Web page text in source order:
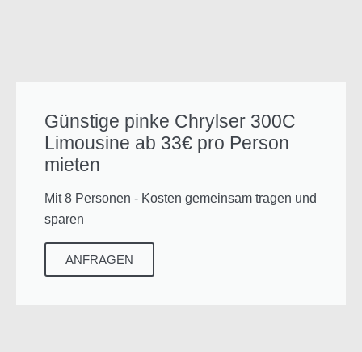
Günstige pinke Chrylser 300C
Limousine ab 33€ pro Person
mieten
Mit 8 Personen - Kosten gemeinsam tragen und
sparen
ANFRAGEN